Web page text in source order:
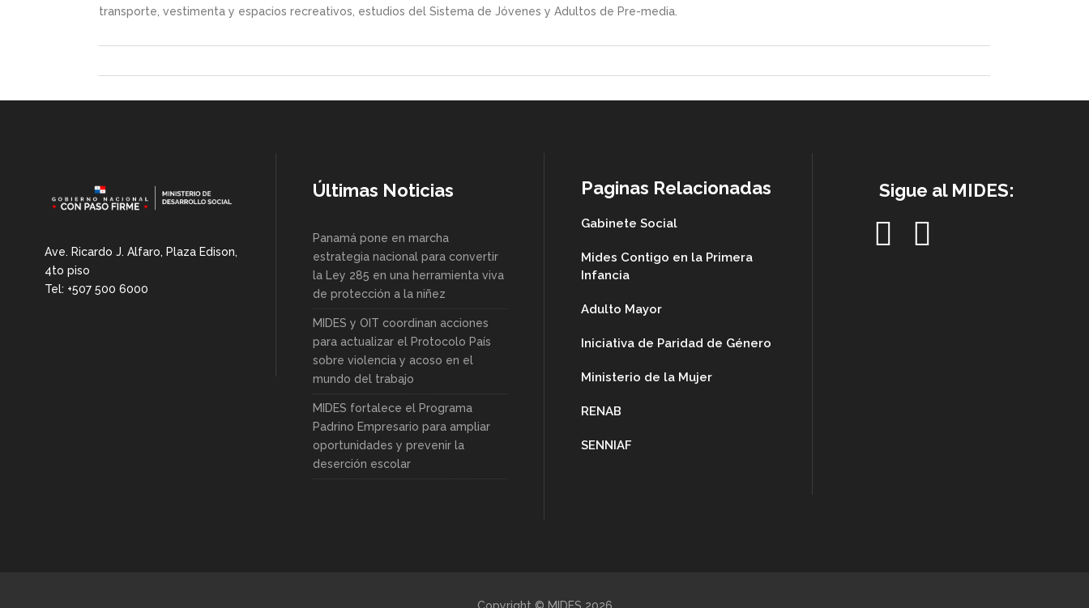
transporte, vestimenta y espacios recreativos, estudios del Sistema de Jóvenes y Adultos de Pre-media.
Ave. Ricardo J. Alfaro, Plaza Edison,
4to piso
Tel: +507 500 6000
Últimas Noticias
Panamá pone en marcha
estrategia nacional para convertir
la Ley 285 en una herramienta viva
de protección a la niñez
MIDES y OIT coordinan acciones
para actualizar el Protocolo País
sobre violencia y acoso en el
mundo del trabajo
MIDES fortalece el Programa
Padrino Empresario para ampliar
oportunidades y prevenir la
deserción escolar
Paginas Relacionadas
Gabinete Social
Mides Contigo en la Primera
Infancia
Adulto Mayor
Iniciativa de Paridad de Género
Ministerio de la Mujer
RENAB
SENNIAF
Sigue al MIDES: